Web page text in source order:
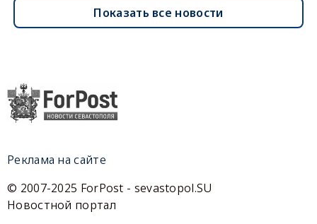
Показать все новости
Реклама на сайте
© 2007-2025 ForPost - sevastopol.SU
Новостной портал